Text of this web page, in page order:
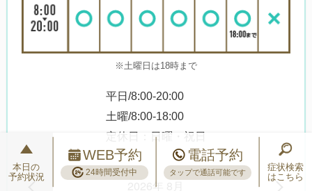
※土曜日は18時まで
平日/8:00-20:00
土曜/8:00-18:00
定休日：日曜・祝日
2026年 8月
本日の
予約状況
WEB予約
24時間受付中
電話予約
タップで通話可能です
症状検索
はこちら